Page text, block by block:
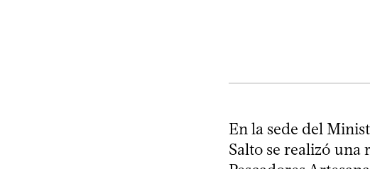
En la sede del
Salto se realizó